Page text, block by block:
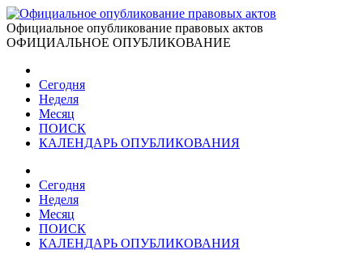
Официальное опубликование правовых актов
ОФИЦИАЛЬНОЕ ОПУБЛИКОВАНИЕ
Сегодня
Неделя
Месяц
ПОИСК
КАЛЕНДАРЬ ОПУБЛИКОВАНИЯ
Сегодня
Неделя
Месяц
ПОИСК
КАЛЕНДАРЬ ОПУБЛИКОВАНИЯ